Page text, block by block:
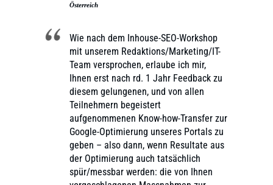
Österreich
Wie nach dem Inhouse-SEO-Workshop
mit unserem Redaktions/Marketing/IT-
Team versprochen, erlaube ich mir,
Ihnen erst nach rd. 1 Jahr Feedback zu
diesem gelungenen, und von allen
Teilnehmern begeistert
aufgenommenen Know-how-Transfer zur
Google-Optimierung unseres Portals zu
geben – also dann, wenn Resultate aus
der Optimierung auch tatsächlich
spür/messbar werden: die von Ihnen